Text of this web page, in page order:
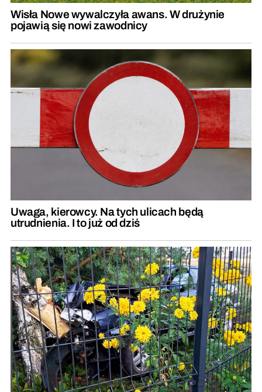
Wisła Nowe wywalczyła awans. W drużynie
pojawią się nowi zawodnicy
Uwaga, kierowcy. Na tych ulicach będą
utrudnienia. I to już od dziś